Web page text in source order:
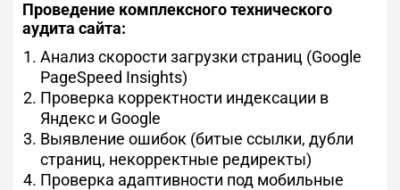
Проведение комплексного технического
аудита сайта:
Анализ скорости загрузки страниц (Google
PageSpeed Insights)
Проверка корректности индексации в
Яндекс и Google
Выявление ошибок (битые ссылки, дубли
страниц, некорректные редиректы)
Проверка адаптивности под мобильные